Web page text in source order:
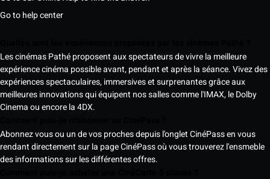
Go to help center
Les cinémas Pathé proposent aux spectateurs de vivre la meilleure
expérience cinéma possible avant, pendant et après la séance. Vivez des
expériences spectaculaires, immersives et surprenantes grâce aux
meilleures innovations qui équipent nos salles comme l'IMAX, le Dolby
Cinema ou encore la 4DX.
Abonnez vous ou un de vos proches depuis l'onglet CinéPass en vous
rendant directement sur la page CinéPass où vous trouverez l'ensmeble
des informations sur les différentes offres.